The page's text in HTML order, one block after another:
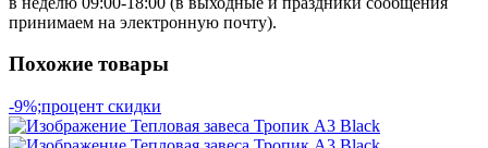
принимаем на электронную почту).
Похожие товары
-9%;процент скидки